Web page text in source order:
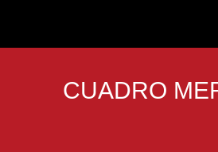
CUADRO